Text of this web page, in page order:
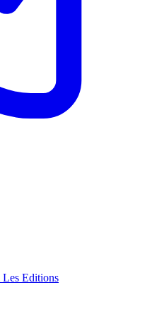
Les Editions